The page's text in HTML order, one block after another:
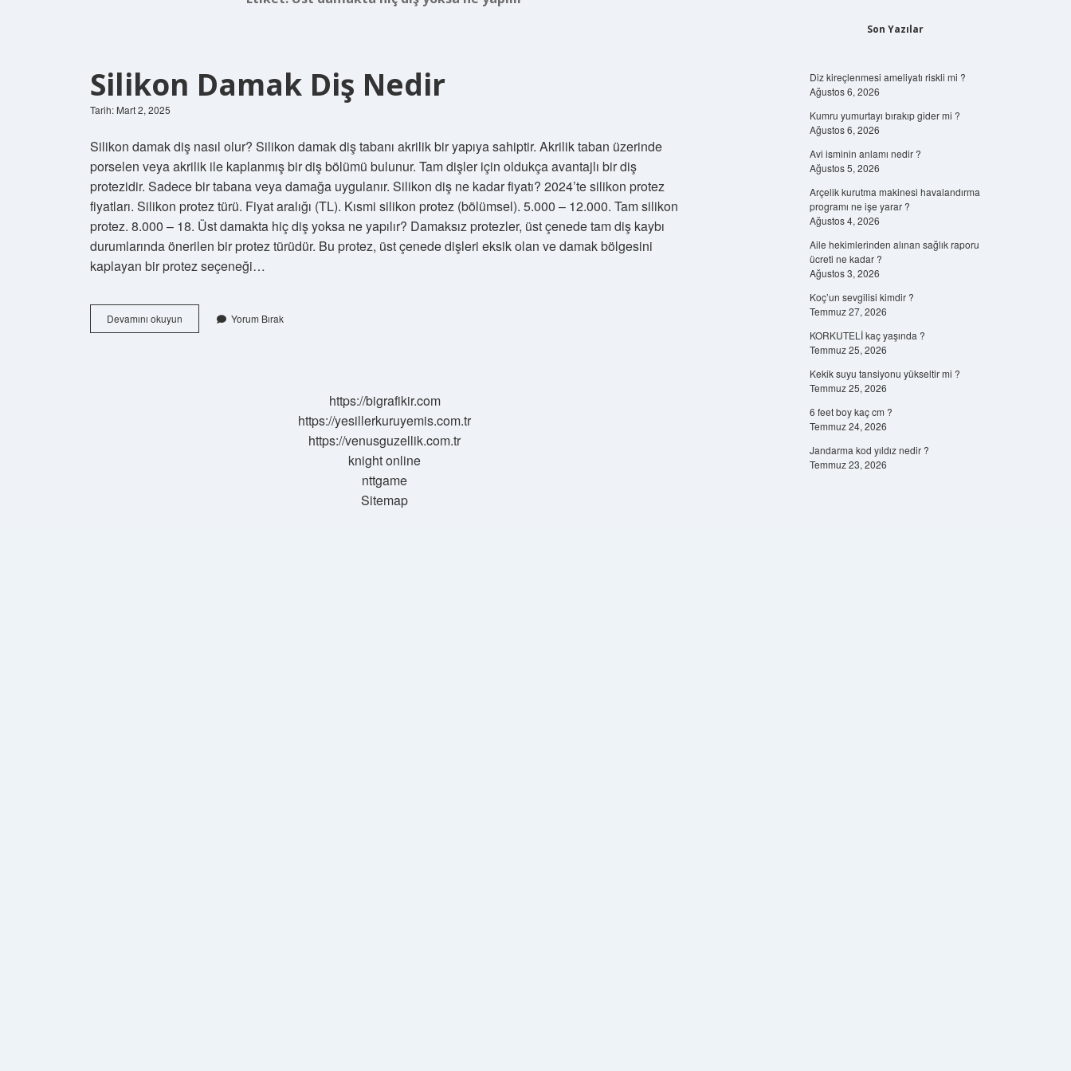
Silikon Damak Diş Nedir
Tarih: Mart 2, 2025
Silikon damak diş nasıl olur? Silikon damak diş tabanı akrilik bir yapıya sahiptir. Akrilik taban üzerinde
porselen veya akrilik ile kaplanmış bir diş bölümü bulunur. Tam dişler için oldukça avantajlı bir diş
protezidir. Sadece bir tabana veya damağa uygulanır. Silikon diş ne kadar fiyatı? 2024’te silikon protez
fiyatları. Silikon protez türü. Fiyat aralığı (TL). Kısmi silikon protez (bölümsel). 5.000 – 12.000. Tam silikon
protez. 8.000 – 18. Üst damakta hiç diş yoksa ne yapılır? Damaksız protezler, üst çenede tam diş kaybı
durumlarında önerilen bir protez türüdür. Bu protez, üst çenede dişleri eksik olan ve damak bölgesini
kaplayan bir protez seçeneği…
Devamını okuyun
Damak
Yorum Bırak
https://bigrafikir.com
https://yesillerkuruyemis.com.tr
https://venusguzellik.com.tr
knight online
nttgame
Sitemap
Son Yazılar
Diz kireçlenmesi ameliyatı riskli mi ?
Ağustos 6, 2026
Kumru yumurtayı bırakıp gider mi ?
Ağustos 6, 2026
Avi isminin anlamı nedir ?
Ağustos 5, 2026
Arçelik kurutma makinesi havalandırma
programı ne işe yarar ?
Ağustos 4, 2026
Aile hekimlerinden alınan sağlık raporu
ücreti ne kadar ?
Ağustos 3, 2026
Koç’un sevgilisi kimdir ?
Temmuz 27, 2026
KORKUTELİ kaç yaşında ?
Temmuz 25, 2026
Kekik suyu tansiyonu yükseltir mi ?
Temmuz 25, 2026
6 feet boy kaç cm ?
Temmuz 24, 2026
Jandarma kod yıldız nedir ?
Temmuz 23, 2026